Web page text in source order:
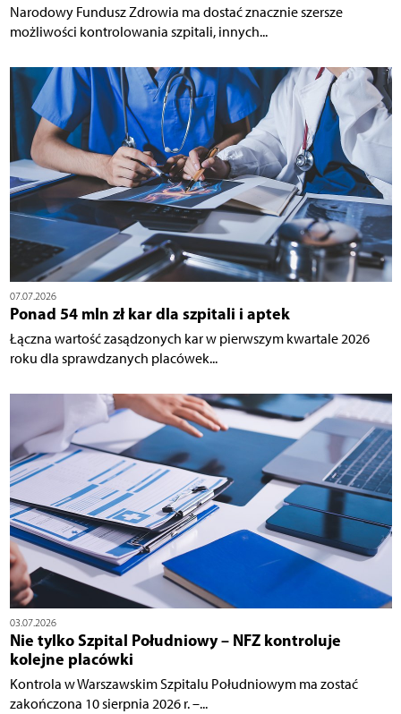
Narodowy Fundusz Zdrowia ma dostać znacznie szersze
możliwości kontrolowania szpitali, innych...
07.07.2026
Ponad 54 mln zł kar dla szpitali i aptek
Łączna wartość zasądzonych kar w pierwszym kwartale 2026
roku dla sprawdzanych placówek...
03.07.2026
Nie tylko Szpital Południowy – NFZ kontroluje
kolejne placówki
Kontrola w Warszawskim Szpitalu Południowym ma zostać
zakończona 10 sierpnia 2026 r. –...